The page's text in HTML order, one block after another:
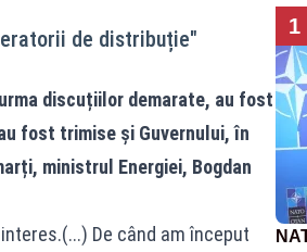
de distribuție"
discuțiilor demarate, au fost
fost trimise și Guvernului, în
ministrul Energiei, Bogdan
De când am început
1